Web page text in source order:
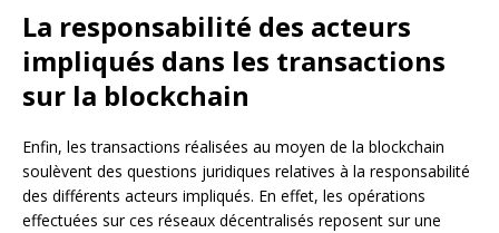
La responsabilité des acteurs
impliqués dans les transactions
sur la blockchain
Enfin, les transactions réalisées au moyen de la blockchain
soulèvent des questions juridiques relatives à la responsabilité
des différents acteurs impliqués. En effet, les opérations
effectuées sur ces réseaux décentralisés reposent sur une